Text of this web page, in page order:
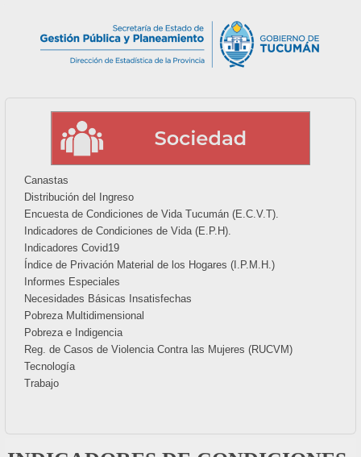
Canastas
Distribución del Ingreso
Encuesta de Condiciones de Vida Tucumán (E.C.V.T).
Indicadores de Condiciones de Vida (E.P.H).
Indicadores Covid19
Índice de Privación Material de los Hogares (I.P.M.H.)
Informes Especiales
Necesidades Básicas Insatisfechas
Pobreza Multidimensional
Pobreza e Indigencia
Reg. de Casos de Violencia Contra las Mujeres (RUCVM)
Tecnología
Trabajo